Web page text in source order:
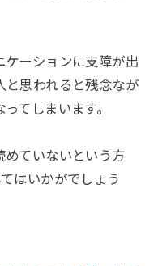
ケーションに支障が出
と思われると残念なが
てしまいます。
めていないという方
はいかがでしょう